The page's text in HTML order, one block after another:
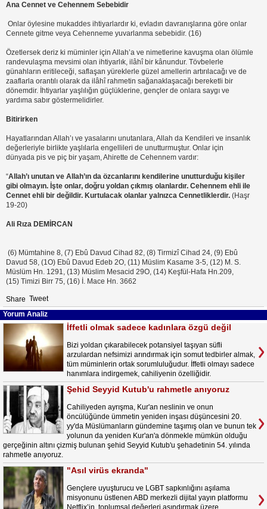
Ana Cennet ve Cehennem Sebebidir
Onlar öylesine mukaddes ihtiyarlardır ki, evladın davranışlarına göre onlar
Cennete gitme veya Cehenneme yuvarlanma sebebidir. (16)
Özetlersek deriz ki müminler için Allah’a ve nimetlerine kavuşma olan ölümle
randevulaşma mevsimi olan ihtiyarlık, ilâhî bir kânundur. Tövbelerle
günahların eritileceği, saflaşan yüreklerle güzel amellerin artırılacağı ve de
zaaflarla orantılı olarak da ilâhî rahmetin sağanaklaşacağı bereketli bir
dönemdir. İhtiyarlar yaşlılığın güçlüklerine, gençler de onlara saygı ve
yardıma sabır göstermelidirler.
Bitirirken
Hayatlarından Allah’ı ve yasalarını unutanlara, Allah da Kendileri ve insanlık
değerleriyle birlikte yaşlılarla engellileri de unutturmuştur. Onlar için
dünyada pis ve piç bir yaşam, Ahirette de Cehennem vardır:
“Allah’ı unutan ve Allah’ın da özcanlarını kendilerine unutturduğu kişiler
gibi olmayın. İşte onlar, doğru yoldan çıkmış olanlardır. Cehennem ehli ile
Cennet ehli bir değildir. Kurtulacak olanlar yalnızca Cennetliklerdir. (Haşr
19-20)
Ali Rıza DEMİRCAN
(6) Mümtahine 8, (7) Ebû Davud Cihad 82, (8) Tirmizî Cihad 24, (9) Ebû
Davud 58, (1O) Ebû Davud Edeb 2O, (11) Müslim Kasame 3-5, (12) M. S.
Müslüm Hn. 1291, (13) Müslim Mesacid 29O, (14) Keşfül-Hafa Hn.209,
(15) Timizi Birr 75, (16) İ. Mace Hn. 3662
Share Tweet
Yorum Analiz
İffetli olmak sadece kadınlara özgü değil
Bizi yoldan çıkarabilecek potansiyel taşıyan süfli
arzulardan nefsimizi arındırmak için somut tedbirler almak,
tüm müminlerin ortak sorumluluğudur. İffetli olmayı sadece
hanımlara indirgemek, cahiliyenin özelliğidir.
Şehid Seyyid Kutub'u rahmetle anıyoruz
Cahiliyeden ayrışma, Kur'an neslinin ve onun
öncülüğünde ümmetin yeniden inşası düşüncesini 20.
yy'da Müslümanların gündemine taşımış olan ve bunun tek
yolunun da yeniden Kur'an'a dönmekle mümkün olduğu
gerçeğinin altını çizmiş bulunan şehid Seyyid Kutub'u şehadetinin 54. yılında
rahmetle anıyoruz.
"Asıl virüs ekranda"
Gençlere uyuşturucu ve LGBT sapkınlığını aşılama
misyonunu üstlenen ABD merkezli dijital yayın platformu
Netflix’in, toplumsal değerleri aşındırmak üzere